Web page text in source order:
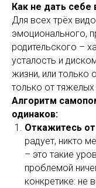
Как не дать себе
Для всех трёх
эмоционального,
родительского –
усталость и
жизни, или только
только от
Алгоритм
одинаков:
Откажитесь
радует, никто
– это такие
проблемой
конкретике: не